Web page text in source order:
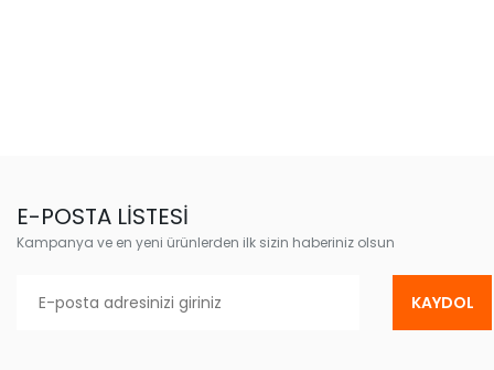
E-POSTA LİSTESİ
Kampanya ve en yeni ürünlerden ilk sizin haberiniz olsun
KAYDOL